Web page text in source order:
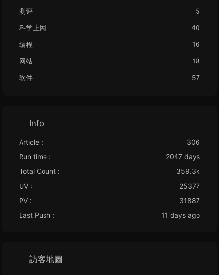
测评
5
科学上网
40
编程
16
网站
18
软件
57
Info
Article :
306
Run time :
2047 days
Total Count :
359.3k
UV :
25377
PV :
31887
Last Push :
11 days ago
訪客地圖